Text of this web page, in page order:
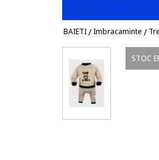
BAIETI/Imbracaminte /
STOC